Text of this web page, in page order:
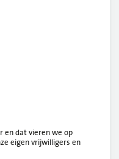
en dat vieren we op
eigen vrijwilligers en